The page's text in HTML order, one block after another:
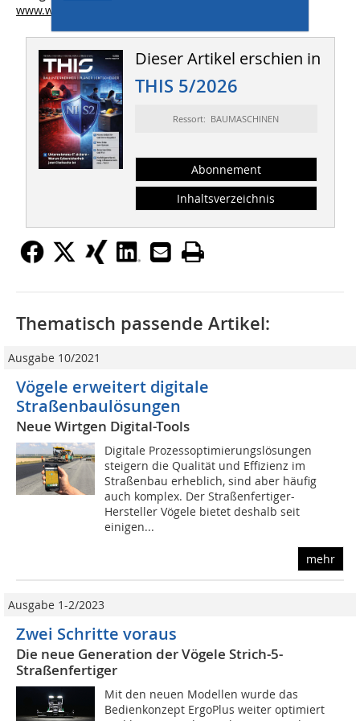
www.wirtgen-group.com
Dieser Artikel erschien in
THIS 5/2026
Ressort: BAUMASCHINEN
Abonnement
Inhaltsverzeichnis
Thematisch passende Artikel:
Ausgabe 10/2021
Vögele erweitert digitale
Straßenbaulösungen
Neue Wirtgen Digital-Tools
Digitale Prozessoptimierungslösungen
steigern die Qualität und Effizienz im
Straßenbau erheblich, sind aber häufig
auch komplex. Der Straßenfertiger-
Hersteller Vögele bietet deshalb seit
einigen...
mehr
Ausgabe 1-2/2023
Zwei Schritte voraus
Die neue Generation der Vögele Strich-5-
Straßenfertiger
Mit den neuen Modellen wurde das
Bedienkonzept ErgoPlus weiter optimiert